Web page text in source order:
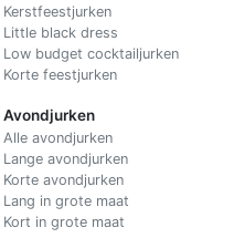
Kerstfeestjurken
Little black dress
Low budget cocktailjurken
Korte feestjurken
Avondjurken
Alle avondjurken
Lange avondjurken
Korte avondjurken
Lang in grote maat
Kort in grote maat